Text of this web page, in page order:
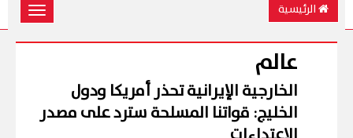
الرئيسية
Toggle
عالم
الخارجية الإيرانية تحذر أمريكا ودول
الخليج: قواتنا المسلحة سترد على مصدر